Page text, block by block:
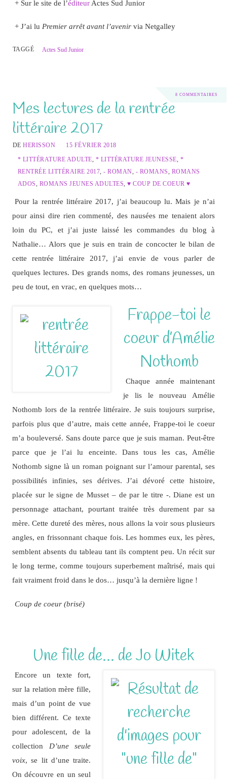
+ Sur le site de l’éditeurActes Sud Junior
+ J’ai lu Premier arrêt avant l’avenirvia Netgalley
TAGGÉ Actes Sud Junior
8 COMMENTAIRES
Mes lectures de la rentrée
littéraire 2017
DEHERISSON
15 FÉVRIER 2018
* LITTÉRATURE ADULTE, * LITTÉRATURE JEUNESSE, *
RENTRÉE LITTÉRAIRE 2017,- ROMAN, - ROMANS, ROMANS
ADOS, ROMANS JEUNES ADULTES,♥ COUP DE COEUR ♥
Pour la rentrée littéraire 2017, j’ai beaucoup lu. Mais je n’ai
pour ainsi dire rien commenté, des nausées me tenaient alors
loin du PC, et j’ai juste laissé les commandes du blog à
Nathalie… Alors que je suis en train de concocter le bilan de
cette rentrée littéraire 2017, j’ai envie de vous parler de
quelques lectures. Des grands noms, des romans jeunesses, un
peu de tout, en vrac, en quelques mots…
Frappe-toi le
coeur d’Amélie
Nothomb
Chaque année maintenant
je lis le nouveau Amélie
Nothomb lors de la rentrée littéraire. Je suis toujours surprise,
parfois plus que d’autre, mais cette année, Frappe-toi le coeur
m’a bouleversé. Sans doute parce que je suis maman. Peut-être
parce que je l’ai lu enceinte. Dans tous les cas, Amélie
Nothomb signe là un roman poignant sur l’amour parental, ses
possibilités infinies, ses dérives. J’ai dévoré cette histoire,
placée sur le signe de Musset – de par le titre -. Diane est un
personnage attachant, pourtant traitée très durement par sa
mère. Cette dureté des mères, nous allons la voir sous plusieurs
angles, en frissonnant chaque fois. Les hommes eux, les pères,
semblent absents du tableau tant ils comptent peu. Un récit sur
le long terme, comme toujours superbement maîtrisé, mais qui
fait vraiment froid dans le dos… jusqu’à la dernière ligne !
Coup de coeur (brisé)
Une fille de… de Jo Witek
Encore un texte fort,
sur la relation mère fille,
mais d’un point de vue
bien différent. Ce texte
pour adolescent, de la
collection D’une seule
voix, se lit d’une traite.
On découvre en un seul